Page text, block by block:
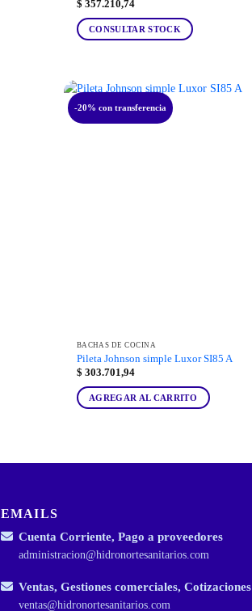
$ 357.210,74
CONSULTAR STOCK
-20% con transferencia
BACHAS DE COCINA
Pileta Johnson simple Luxor SI85 A
$ 303.701,94
AGREGAR AL CARRITO
EMAILS
Cuenta Corriente, Pago a proveedores
administracion@hidronortesanitarios.com
Ventas, Gestiones comerciales, Cotizaciones
ventas@hidronortesanitarios.com